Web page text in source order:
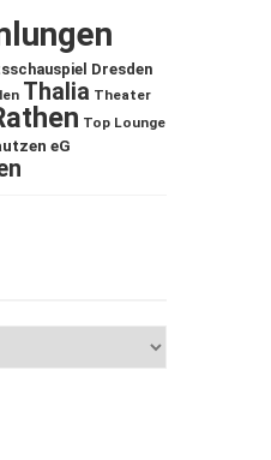
Dresden
Thalia Theater
Top Lounge
eG